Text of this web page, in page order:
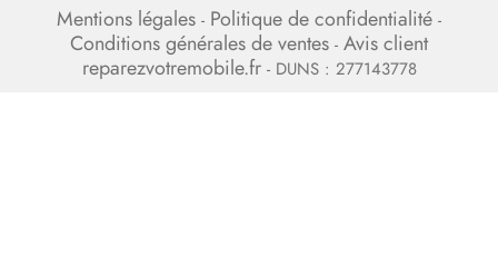
Mentions légales - Politique de confidentialité -
Conditions générales de ventes - Avis client
reparezvotremobile.fr- DUNS : 277143778